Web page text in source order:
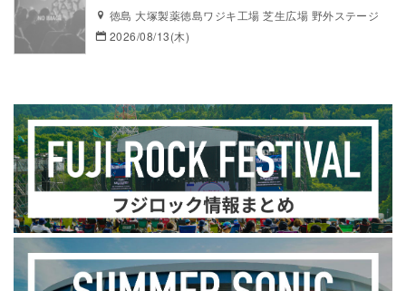
徳島 大塚製薬徳島ワジキ工場 芝生広場 野外ステージ
2026/08/13(木)